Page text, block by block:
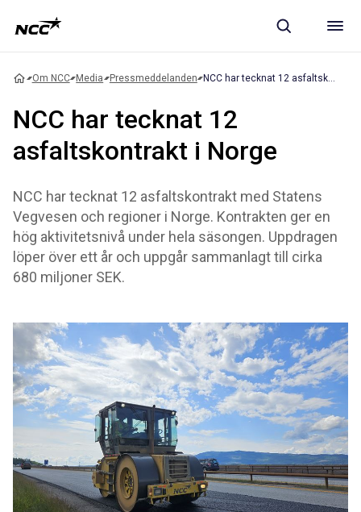
Om NCC Media Pressmeddelanden
NCC har tecknat 12
asfaltskontrakt i Norge
NCC har tecknat 12 asfaltskontrakt med Statens
Vegvesen och regioner i Norge. Kontrakten ger en
hög aktivitetsnivå under hela säsongen. Uppdragen
löper över ett år och uppgår sammanlagt till cirka
680 miljoner SEK.